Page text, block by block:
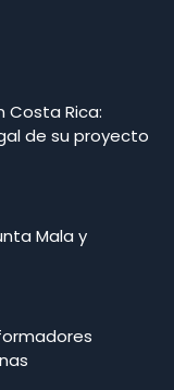
Costa Rica:
de su proyecto
Mala y